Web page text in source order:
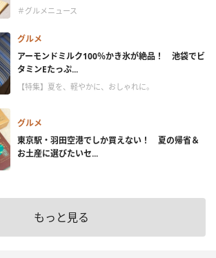
＃グルメニュース
グルメ
アーモンドミルク100％かき氷が絶品！ 池袋でビ
タミンEたっぷ...
【特集】夏を、軽やかに、おしゃれに。
グルメ
東京駅・羽田空港でしか買えない！ 夏の帰省＆
お土産に選びたいセ...
もっと見る